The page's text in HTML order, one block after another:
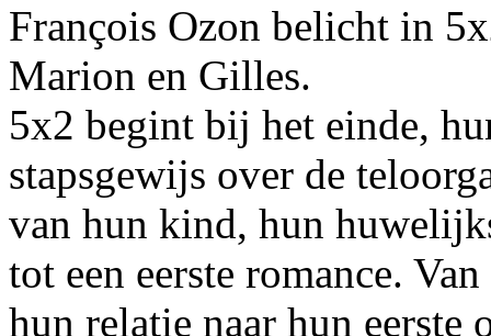
François Ozon belicht in
Marion en Gilles.
5x2 begint bij het einde,
stapsgewijs over de
van hun kind, hun
tot een eerste romance.
hun relatie naar hun